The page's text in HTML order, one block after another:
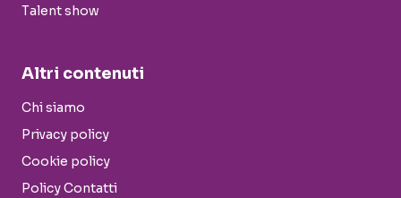
Talent show
Altri contenuti
Chi siamo
Privacy policy
Cookie policy
Policy Contatti